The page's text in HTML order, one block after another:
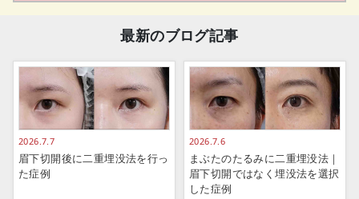
最新のブログ記事
2026.7.7
眉下切開後に二重埋没法を行っ
た症例
2026.7.6
まぶたのたるみに二重埋没法｜
眉下切開ではなく埋没法を選択
した症例